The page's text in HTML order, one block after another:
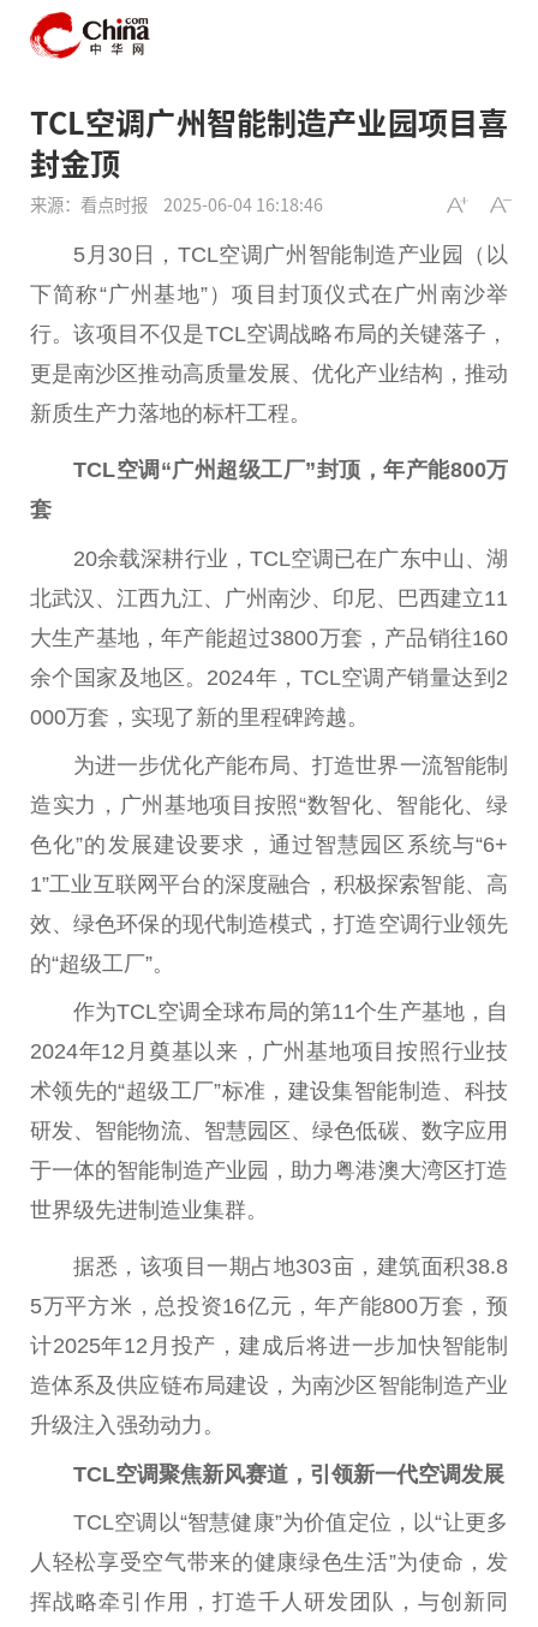
TCL空调广州智能制造产业园项目喜
封金顶
来源：看点时报 2025-06-04 16:18:46
5月30日，TCL空调广州智能制造产业园（以
下简称“广州基地”）项目封顶仪式在广州南沙举
行。该项目不仅是TCL空调战略布局的关键落子，
更是南沙区推动高质量发展、优化产业结构，推动
新质生产力落地的标杆工程。
TCL空调“广州超级工厂”封顶，年产能800万
套
20余载深耕行业，TCL空调已在广东中山、湖
北武汉、江西九江、广州南沙、印尼、巴西建立11
大生产基地，年产能超过3800万套，产品销往160
余个 国家 及地区。2024年，TCL空调产销量达到2
000万套，实现了新的里程碑跨越。
为进一步优化产能布局、打造世界一流智能制
造实力，广州基地项目按照“数智化、智能化、绿
色化”的发展建设要求，通过智慧园区系统与“6+
1”工业互联网平台 的深度融合，积极探索智能、高
效、绿色环保的现代制造模式，打造空调行业领先
的“超级工厂”。
作为TCL空调全球布局的第11个生产基地，自
2024年12月奠基以来，广州基地项目按照行业技
术领先的“超级工厂”标准，建设集智能制造、科技
研发、智能物流、智慧园区、绿色低碳、数字应用
于一体的智能制造产业园，助力粤港澳大湾区打造
世界级先进制造业集群。
据悉，该项目一期占地303亩，建筑面积38.8
5万平方米，总投资16亿元，年产能800万套，预
计2025年12月投产，建成后将进一步加快智能制
造体系及供应链布局建设，为南沙区智能制造产业
升级注入强劲动力。
TCL空调聚焦新风赛道，引领新一代空调发展
TCL空调以“智慧健康”为价值定位，以“让更多
人轻松享受空气带来的健康绿色生活”为使命 ，发
挥战略牵引作用，打造千人研发团队，与创新同